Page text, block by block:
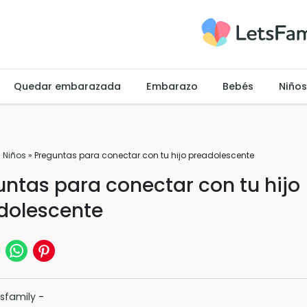
Quedar embarazada Embarazo Bebés Niños
Niños » Preguntas para conectar con tu hijo preadolescente
para conectar con tu hijo
-